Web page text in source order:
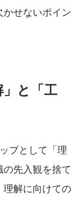
せないポイン
と「工
プとして「理
先入観を捨て
理解に向けての